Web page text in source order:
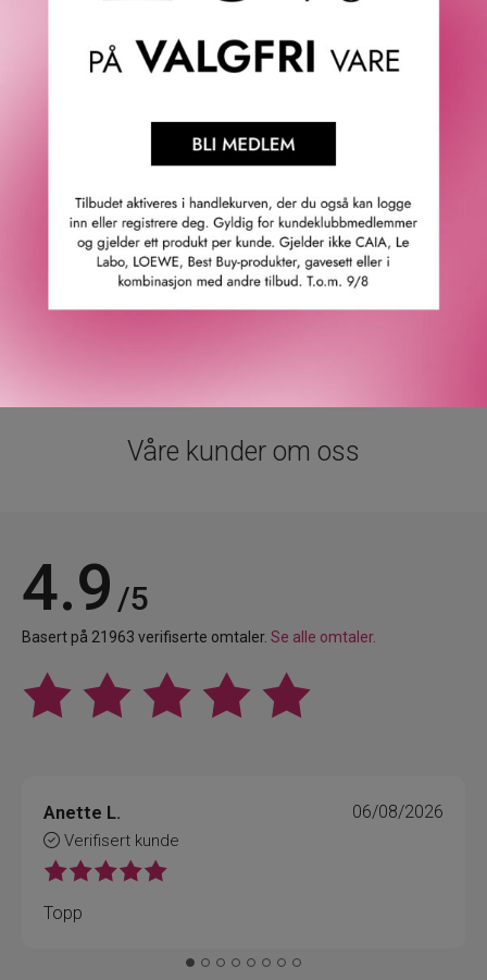
· Finnes også som refill.
· Åtte duftpinner inkludert.
Toppnoter: Fikentreblad, kardemomme og bergamott.
Hjertenoter: Sjøfennikel, sjasmin og fiolblader.
100% vegansk formula*, cruelty free og ansvarlig
produsert i England.
Våre kunder om oss
4.9 /5
Basert på 21963 verifiserte omtaler. Se alle omtaler.
Anette L.
Verifisert kunde
06/08/2026
Topp